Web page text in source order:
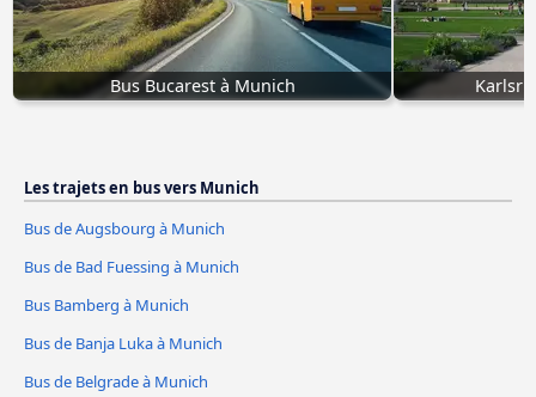
Bus Bucarest à Munich
Les trajets en bus vers Munich
Bus de Augsbourg à Munich
Bus de Bad Fuessing à Munich
Bus Bamberg à Munich
Bus de Banja Luka à Munich
Bus de Belgrade à Munich